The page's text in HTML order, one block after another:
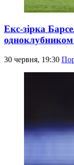
Екс-зірка
одноклубником
30 червня, 19:30